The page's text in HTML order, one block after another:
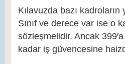
Kılavuzda bazı
Sınıf ve derece var ise o
sözleşmelidir. Ancak
kadar iş güvencesine